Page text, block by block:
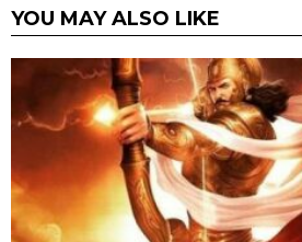
YOU MAY ALSO LIKE